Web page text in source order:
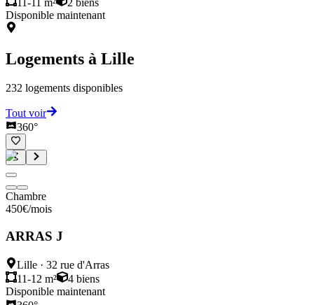
Disponible maintenant
Logements à Lille
232 logements disponibles
Tout voir
360°
Chambre
450€/mois
ARRAS J
Lille · 32 rue d'Arras
11-12 m²
4 biens
Disponible maintenant